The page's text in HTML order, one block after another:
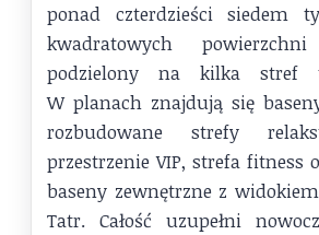
ponad czterdzieści siedem
kwadratowych
podzielony na kilka stref
W planach znajdują się
rozbudowane strefy
przestrzenie VIP, strefa fitness
baseny zewnętrzne z
Tatr. Całość uzupełni